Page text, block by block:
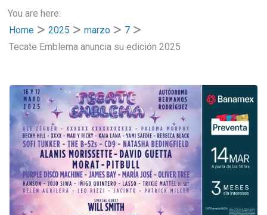
You are here:
Home
2025 marzo
7
Tecate Emblema anuncia su edición 2025